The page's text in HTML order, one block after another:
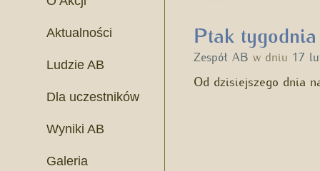
Aktualności
Ludzie AB
Dla uczestników
Wyniki AB
Galeria
Ptak
Zespół AB w dniu 17
Od dzisiejszego dnia